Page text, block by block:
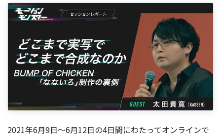
2021年6月9日～6月12日の4日間にわたってオンラインで